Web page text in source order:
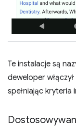
Te instalacje są
deweloper
spełniając kryteria